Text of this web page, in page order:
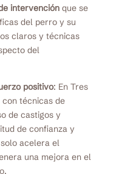
intervenciónque se
del perro y su
claros y técnicas
del
positivo: En Tres
técnicas de
de castigos y
de confianza y
acelera el
una mejora en el